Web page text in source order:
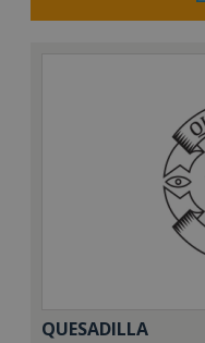
QUESADILLA